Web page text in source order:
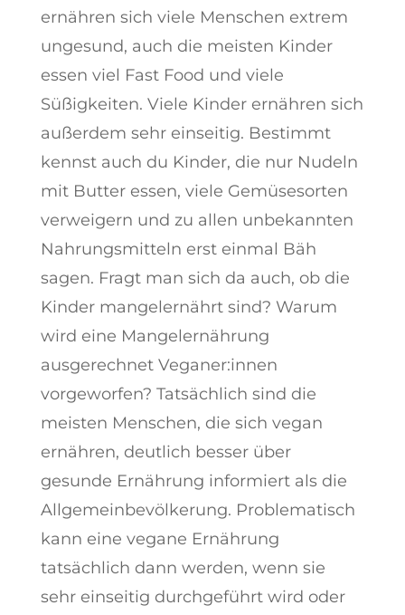
ernähren sich viele Menschen extrem
ungesund, auch die meisten Kinder
essen viel Fast Food und viele
Süßigkeiten. Viele Kinder ernähren sich
außerdem sehr einseitig. Bestimmt
kennst auch du Kinder, die nur Nudeln
mit Butter essen, viele Gemüsesorten
verweigern und zu allen unbekannten
Nahrungsmitteln erst einmal Bäh
sagen. Fragt man sich da auch, ob die
Kinder mangelernährt sind? Warum
wird eine Mangelernährung
ausgerechnet Veganer:innen
vorgeworfen? Tatsächlich sind die
meisten Menschen, die sich vegan
ernähren, deutlich besser über
gesunde Ernährung informiert als die
Allgemeinbevölkerung. Problematisch
kann eine vegane Ernährung
tatsächlich dann werden, wenn sie
sehr einseitig durchgeführt wird oder